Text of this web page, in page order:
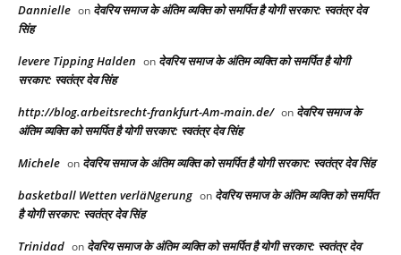
Dannielle on देवरिय समाज के अंतिम व्यक्ति को समर्पित है योगी सरकार: स्वतंत्र देव
सिंह
levere Tipping Halden on देवरिय समाज के अंतिम व्यक्ति को समर्पित है योगी
सरकार: स्वतंत्र देव सिंह
http://blog.arbeitsrecht-frankfurt-Am-main.de/ on देवरिय समाज के
अंतिम व्यक्ति को समर्पित है योगी सरकार: स्वतंत्र देव सिंह
Michele on देवरिय समाज के अंतिम व्यक्ति को समर्पित है योगी सरकार: स्वतंत्र देव सिंह
basketball Wetten verläNgerung on देवरिय समाज के अंतिम व्यक्ति को समर्पित
है योगी सरकार: स्वतंत्र देव सिंह
Trinidad on देवरिय समाज के अंतिम व्यक्ति को समर्पित है योगी सरकार: स्वतंत्र देव